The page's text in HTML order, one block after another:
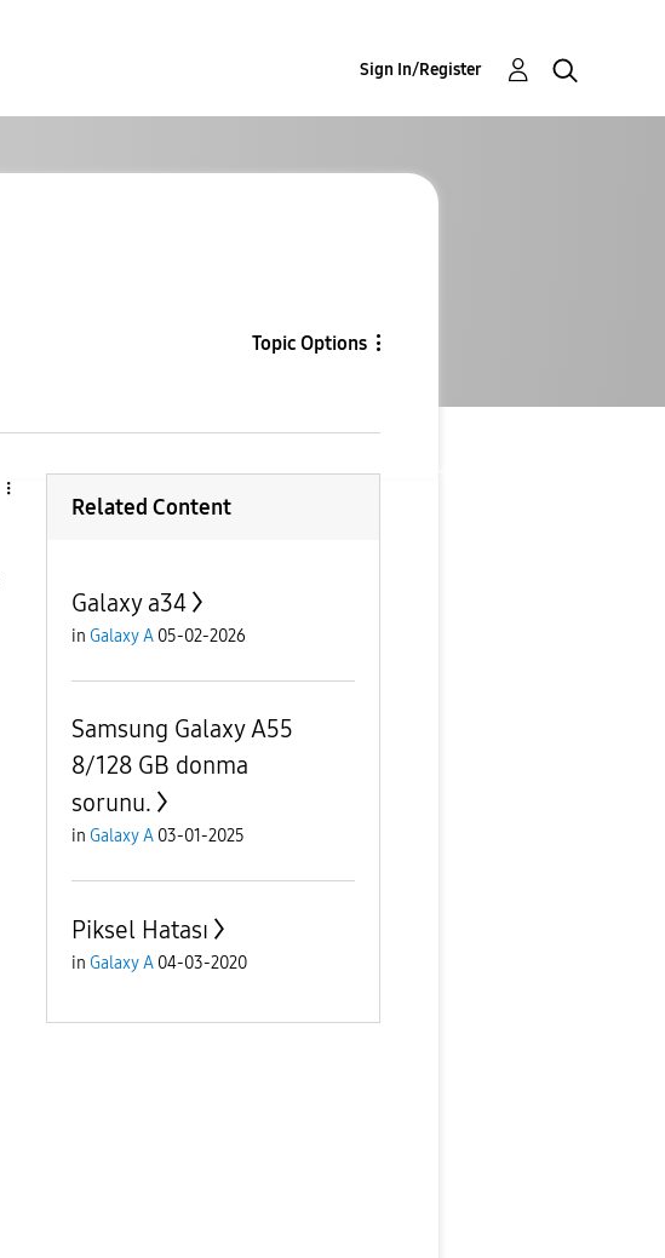
Sign In/Register
Topic Options
Related Content
Galaxy a34
in Galaxy A 05-02-2026
Samsung Galaxy A55
8/128 GB donma
sorunu.
in Galaxy A 03-01-2025
Piksel Hatası
in Galaxy A 04-03-2020